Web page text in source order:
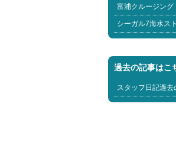
富浦クルージング
シーガル7海水ス
過去の記事はこ
スタッフ日記過去